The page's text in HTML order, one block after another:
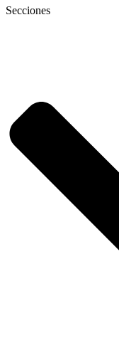
Secciones